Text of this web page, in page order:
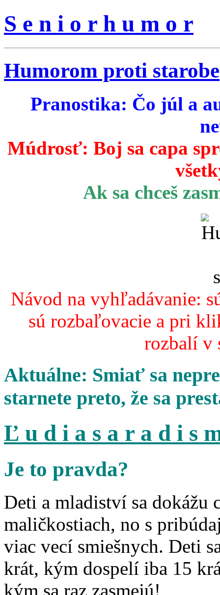
S e n i o r h u m o r
Humorom proti starobe
Pranostika: Čo júl a
Múdrosť: Boj sa capa
Ak sa chceš
Návod na vyhľadávanie:
sú rozbaľovacie a pri
rozbalí v
Aktuálne: Smiať sa
starnete preto, že sa
Ľ u d i a s a r a d i s
Je to pravda?
Deti a mladiství sa dokážu
maličkostiach, no s
viac vecí smiešnych. Deti
krát, kým dospelí iba 15
kým sa raz zasmejú!